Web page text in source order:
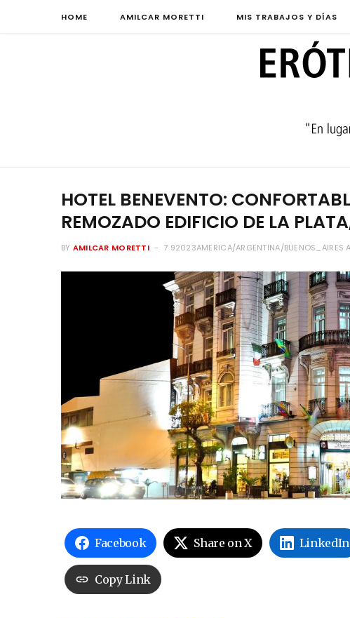
HOME AMILCAR MORETTI MIS TRABAJOS Y DÍAS
HOTEL BENEVENTO:
REMOZADO EDIFICIO DE LA
BY AMILCAR MORETTI 7 92023AMERICA/ARGENTINA/BUENOS_AIRES
Facebook Share on X LinkedIn
Copy Link